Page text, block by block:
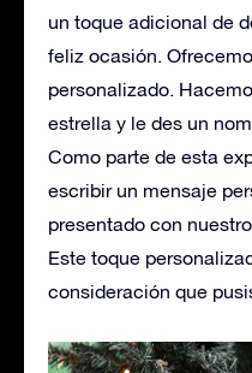
un toque adicional de
feliz ocasión.
personalizado.
estrella y le des un
Como parte de esta
escribir un mensaje
presentado con
Este toque
consideración que